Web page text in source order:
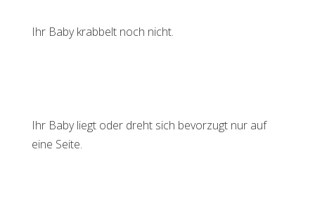
Ihr Baby krabbelt noch nicht.
Ihr Baby liegt oder dreht sich bevorzugt nur auf
eine Seite.